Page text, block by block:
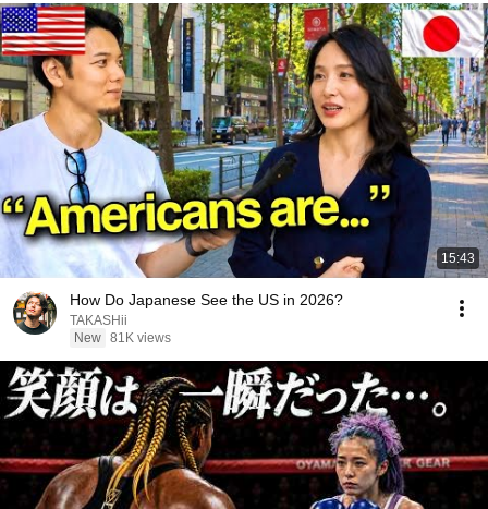
15:43
How Do Japanese See the US in 2026?
TAKASHii
New 81K views